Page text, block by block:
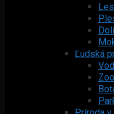
Ľudská